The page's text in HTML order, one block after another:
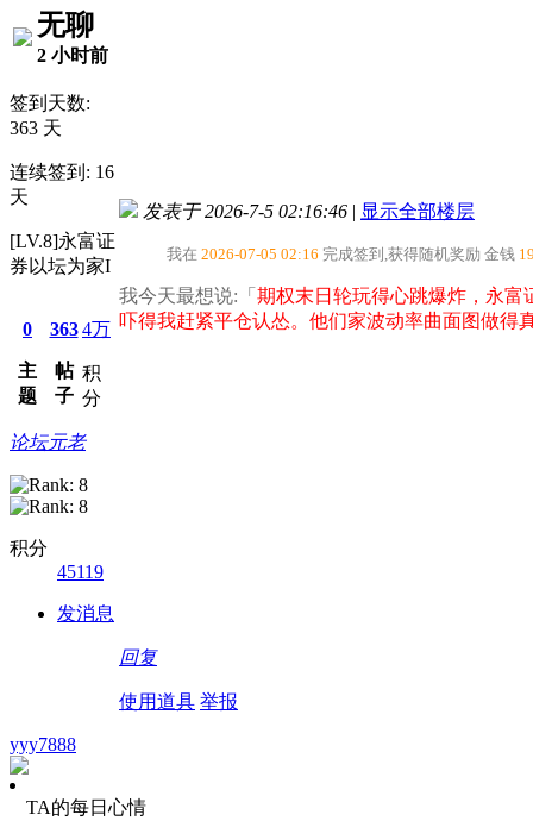
无聊
2 小时前
签到天数:
363 天
连续签到: 16
天
[LV.8]永富证
券以坛为家I
0
主
题
363
帖
子
4万
积
分
论坛元老
积分
45119
发消息
发表于 2026-7-5 02:16:46 | 显示全部楼层
我在 2026-07-05 02:16 完成签到,获得随机奖励 金钱
我今天最想说:「 期权末日轮玩得心跳爆炸，永富
吓得我赶紧平仓认怂。他们家波动率曲面图做得
回复
使用道具 举报
yyy7888
TA的每日心情